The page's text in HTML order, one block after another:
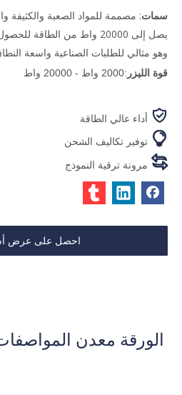
سمات
يصل إلى 20000 واط من
وهو مثالي للطلبات الصناعية واسعة
قوة الليزر :2000 واط - 20000 واط
 أداء عالي الطاقة
 توفير تكاليف الشحن
 مرونة ترقية النموذج
احصل على عرض
الورقة معدن